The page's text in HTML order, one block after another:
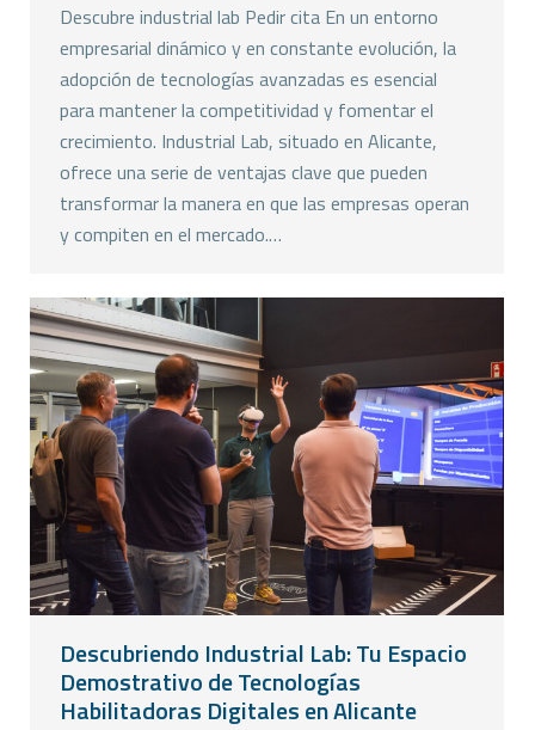
Descubre industrial lab Pedir cita En un entorno
empresarial dinámico y en constante evolución, la
adopción de tecnologías avanzadas es esencial
para mantener la competitividad y fomentar el
crecimiento. Industrial Lab, situado en Alicante,
ofrece una serie de ventajas clave que pueden
transformar la manera en que las empresas operan
y compiten en el mercado.…
Descubriendo Industrial Lab: Tu Espacio
Demostrativo de Tecnologías
Habilitadoras Digitales en Alicante